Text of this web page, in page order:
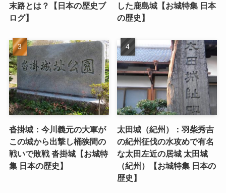
末路とは？【日本の歴史ブ
ログ】
した鹿島城【お城特集 日本
の歴史】
沓掛城：今川義元の大軍が
この城から出撃し桶狭間の
戦いで敗戦 沓掛城【お城特
集 日本の歴史】
太田城（紀州）：羽柴秀吉
の紀州征伐の水攻めで有名
な太田左近の居城 太田城
（紀州）【お城特集 日本の
歴史】